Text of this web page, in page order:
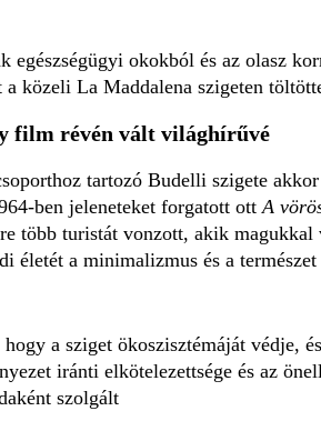
egészségügyi okokból és az olasz
közeli La Maddalena szigeten
film révén vált világhírűvé
tartozó Budelli szigete
ben jeleneteket forgatott ott A
több turistát vonzott, akik
életét a minimalizmus és a természet
a sziget ökoszisztémáját védje,
iránti elkötelezettsége és az
szolgált